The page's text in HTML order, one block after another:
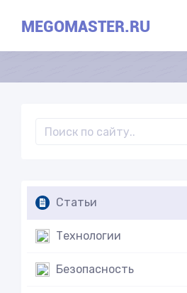
MEGOMASTER.RU
Статьи
Технологии
Безопасность